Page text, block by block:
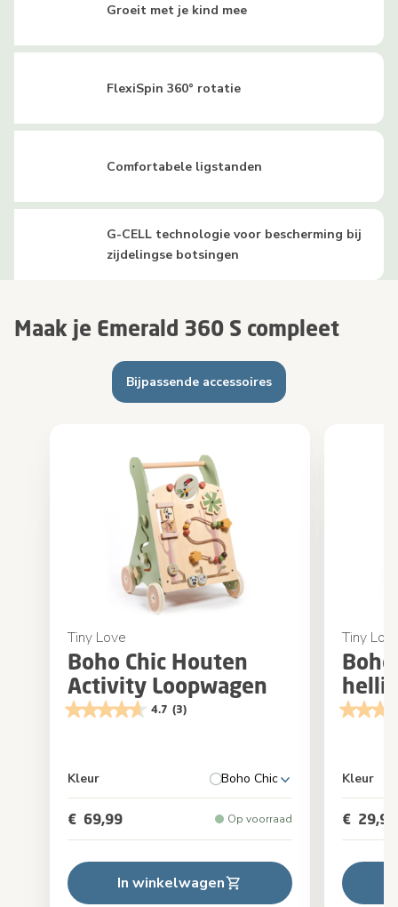
Groeit met je kind mee
FlexiSpin 360° rotatie
Comfortabele ligstanden
G-CELL technologie voor bescherming bij
zijdelingse botsingen
Maak je Emerald 360 S compleet
Bijpassende accessoires
Tiny Love
Boho Chic Houten
Activity Loopwagen
4.7 (3)
Kleur Boho Chic
€ 69,99 Op voorraad
In winkelwagen
Tiny
Kleur
€ 29,99